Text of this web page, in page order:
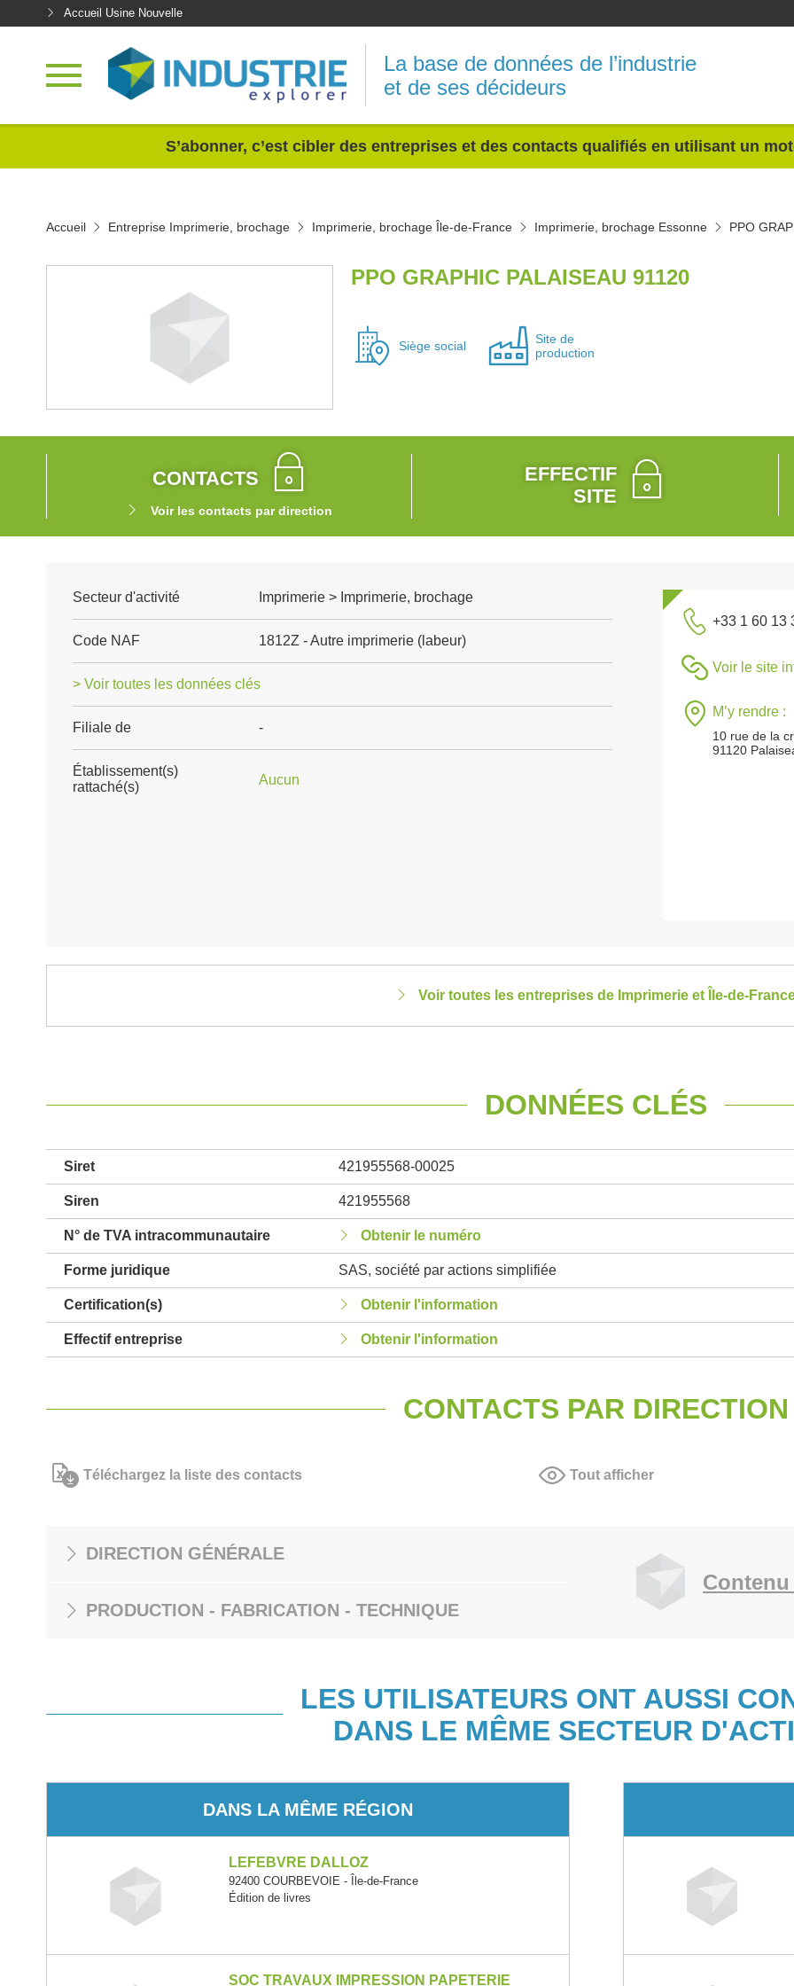
Accueil Usine Nouvelle
La base de données de l’industrie
et de ses décideurs
S’abonner, c’est cibler des entreprises et des contacts qualifiés en utilisant un
Accueil Entreprise Imprimerie, brochage Imprimerie, brochage Île-de-France Imprimerie, brochage Essonne PPO
PPO GRAPHIC PALAISEAU 91120
Siège social
Site de
production
CONTACTS
Voir les contacts par direction
EFFECTIF
SITE
Secteur d'activité Imprimerie > Imprimerie, brochage
Code NAF 1812Z - Autre imprimerie (labeur)
> Voir toutes les données clés
Filiale de -
Établissement(s)
rattaché(s)
Aucun
+33 1 60 13
Voir le site
M’y rendre :
10 rue de la
91120
Voir toutes les entreprises de Imprimerie et Île-de-
DONNÉES CLÉS
Siret 421955568-00025
Siren 421955568
N° de TVA intracommunautaire Obtenir le numéro
Forme juridique SAS, société par actions simplifiée
Certification(s) Obtenir l'information
Effectif entreprise Obtenir l'information
CONTACTS PAR DIRECTION
Téléchargez la liste des contacts Tout afficher
DIRECTION GÉNÉRALE
PRODUCTION - FABRICATION - TECHNIQUE
LES UTILISATEURS ONT AUSSI
DANS LE MÊME SECTEUR
DANS LA MÊME RÉGION
LEFEBVRE DALLOZ
92400 COURBEVOIE - Île-de-France
Édition de livres
SOC TRAVAUX IMPRESSION PAPETERIE